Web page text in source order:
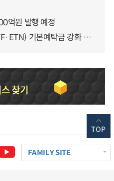
억원 발행 예정
단일종목 레버리지 상품(ETF·ETN) 기본예탁금 강화 조기시행 방안 안내
FAMILY SITE
TOP